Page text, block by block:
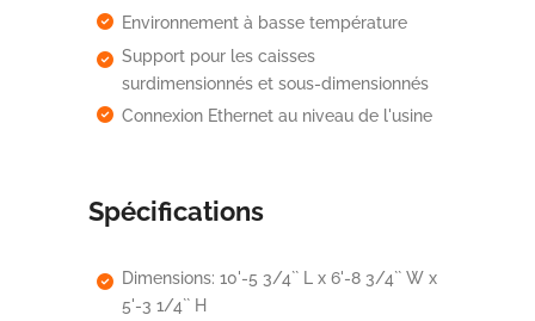
Environnement à basse température
Support pour les caisses
surdimensionnés et sous-dimensionnés
Connexion Ethernet au niveau de l'usine
Spécifications
Dimensions: 10'-5 3/4`` L x 6'-8 3/4`` W x
5'-3 1/4`` H